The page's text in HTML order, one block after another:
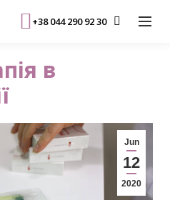
+38 044 290 92 30
в
Jun
12
2020